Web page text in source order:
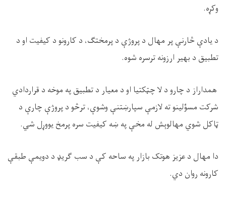
وکړه.
د یادې څارنې پر مهال د پروژې د پرمختګ، د کارونو د کیفیت او د
تطبیق د بهیر ارزونه ترسره شوه.
همداراز د چارو د لا چټکتیا او د معیار د تطبیق په موخه د قراردادي
شرکت مسؤلینو ته لازمې سپارښتنې وشوې، ترڅو د پروژې چارې د
ټاکل شوي مهالوېش له مخې په ښه کیفیت سره پرمخ یووړل شي.
دا مهال د عزیز هوتک بازار په ساحه کې د سب ګریډ د دویمې طبقې
کارونه روان دي.